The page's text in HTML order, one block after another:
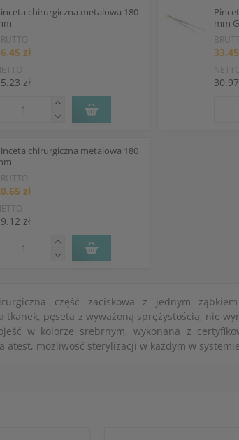
chirurgiczna metalowa 180
zł
zł
mm
NETTO
chirurgiczna metalowa 180
zł
zł
część zaciskowa z jednym
tkanek, pęseta z wyważoną sprężystością, nie
w kolorze srebrnym, wykonana z
atest, możliwość sterylizacji w każdym w